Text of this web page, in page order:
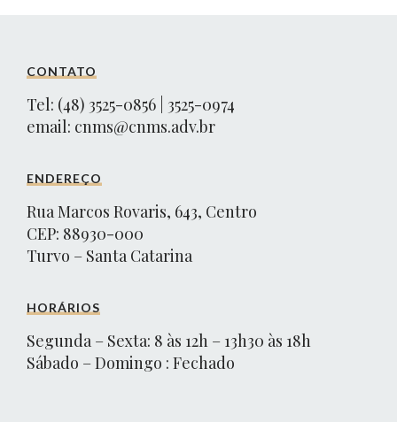
CONTATO
Tel: (48) 3525-0856 | 3525-0974
email: cnms@cnms.adv.br
ENDEREÇO
Rua Marcos Rovaris, 643, Centro
CEP: 88930-000
Turvo – Santa Catarina
HORÁRIOS
Segunda – Sexta: 8 às 12h – 13h30 às 18h
Sábado – Domingo : Fechado